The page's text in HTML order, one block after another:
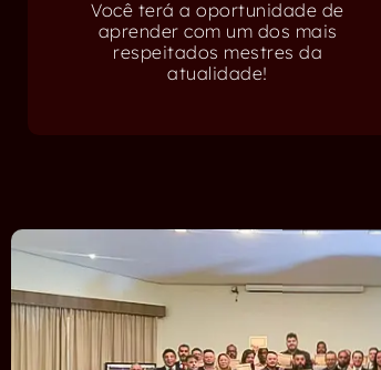
Você terá a oportunidade de
aprender com um dos mais
respeitados mestres da
atualidade!